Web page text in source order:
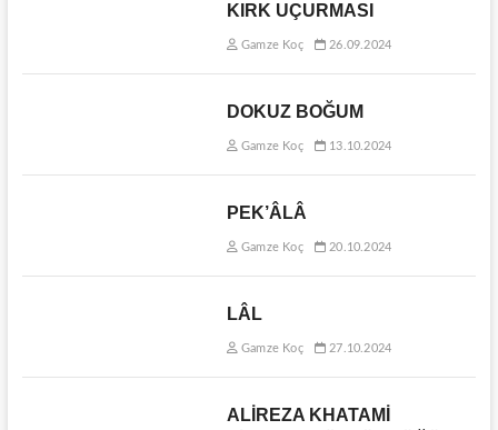
KIRK UÇURMASI
Gamze Koç 26.09.2024
DOKUZ BOĞUM
Gamze Koç 13.10.2024
PEK’ÂLÂ
Gamze Koç 20.10.2024
LÂL
Gamze Koç 27.10.2024
ALİREZA KHATAMİ